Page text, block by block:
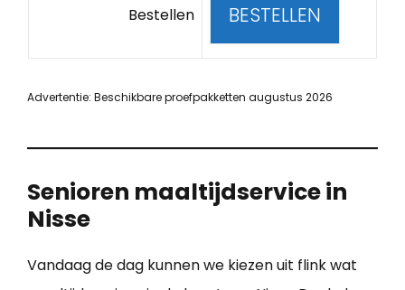
Bestellen BESTELLEN
Advertentie: Beschikbare proefpakketten augustus 2026
Senioren maaltijdservice in
Nisse
Vandaag de dag kunnen we kiezen uit flink wat